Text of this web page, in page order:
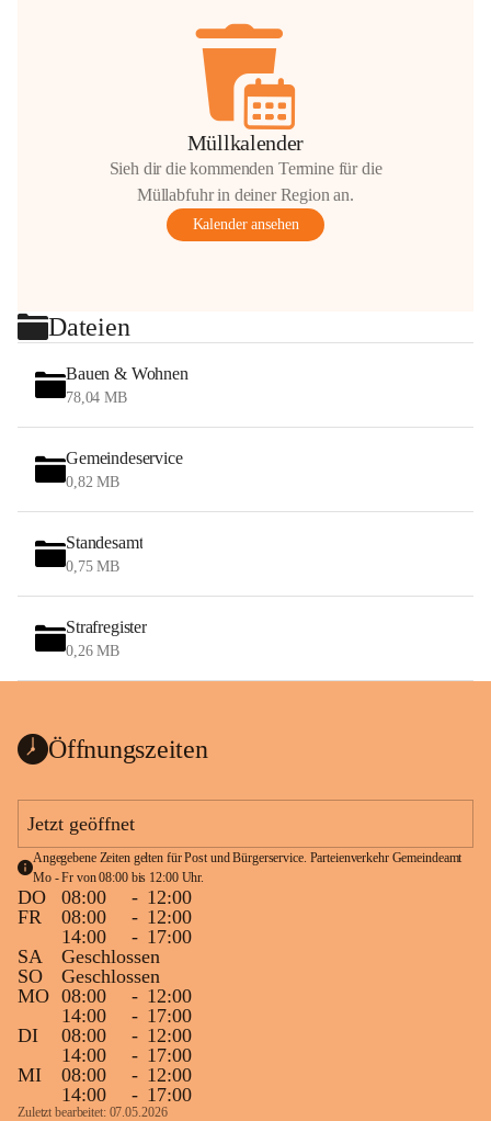
Müllkalender
Sieh dir die kommenden Termine für die
Müllabfuhr in deiner Region an.
Kalender ansehen
Dateien
Bauen & Wohnen
78,04 MB
Gemeindeservice
0,82 MB
Standesamt
0,75 MB
Strafregister
0,26 MB
Öffnungszeiten
Jetzt geöffnet
Angegebene Zeiten gelten für Post und Bürgerservice. Parteienverkehr Gemeindeamt
Mo - Fr von 08:00 bis 12:00 Uhr.
DO 08:00 - 12:00
FR
08:00 - 12:00
14:00
- 17:00
SA
Geschlossen
SO
Geschlossen
MO 08:00 - 12:00
14:00
- 17:00
DI
08:00 - 12:00
14:00
- 17:00
MI
08:00 - 12:00
14:00
- 17:00
Zuletzt bearbeitet: 07.05.2026